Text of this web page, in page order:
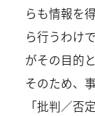
らも情報を
ら行うわけ
がその目的と
そのため、
「批判／否